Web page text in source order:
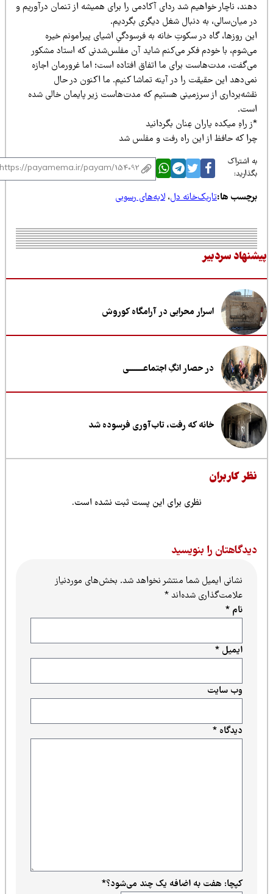
ناچار خواهیم شد ردای آکادمی را برای همیشه از تنمان درآوریم و
میان‌سالی، به دنبال شغل دیگری بگردیم.
روزها، گاه در سکوتِ خانه به فرسودگیِ اشیای پیرامونم خیره
با خودم فکر می‌کنم شاید آن مفلس‌شدنی که استاد مشکور
مدت‌هاست برای ما اتفاق افتاده است؛ اما غرورمان اجازه
این حقیقت را در آینه تماشا کنیم. ما اکنون در حال
از سرزمینی هستیم که مدت‌هاست زیر پایمان خالی شده
راهِ میکده یاران عِنان بگردانید
که حافظ از این راه رفت و مفلس شد
اشتراک
ها:تاریک‌خانه دل،لایه‌های رسوبی
سردبیر
اسرار محرابی در آرامگاه کوروش
در حصار انگِ اجتماعــــــــی
خانه که رفت، تاب‌آوری فرسوده شد
کاربران
نظری برای این پست ثبت نشده است.
را بنویسید
نشانی ایمیل شما منتشر نخواهد شد.بخش‌های موردنیاز
علامت‌گذاری شده‌اند*
دیدگاه*
ایمیل*
وب‌ سایت
کپچا: هفت به اضافه یک چند می‌شود؟*